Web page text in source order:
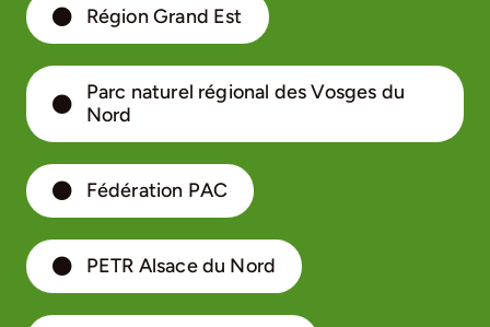
Région Grand Est
Parc naturel régional des Vosges du
Nord
Fédération PAC
PETR Alsace du Nord